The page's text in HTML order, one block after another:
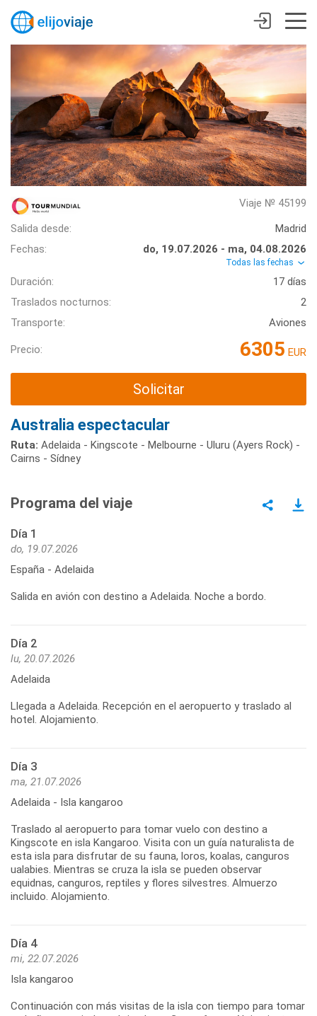
Viaje № 45199
Salida desde:
Madrid
Fechas:
do, 19.07.2026 - ma, 04.08.2026
Todas las fechas
Duración:
17 días
Traslados nocturnos:
2
Transporte:
Aviones
Precio: 6305 EUR
Solicitar
Australia espectacular
Ruta: Adelaida - Kingscote - Melbourne - Uluru (Ayers Rock) -
Cairns - Sídney
Programa del viaje
Día 1
do, 19.07.2026
España - Adelaida
Salida en avión con destino a Adelaida. Noche a bordo.
Día 2
lu, 20.07.2026
Adelaida
Llegada a Adelaida. Recepción en el aeropuerto y traslado al
hotel. Alojamiento.
Día 3
ma, 21.07.2026
Adelaida - Isla kangaroo
Traslado al aeropuerto para tomar vuelo con destino a
Kingscote en isla Kangaroo. Visita con un guía naturalista de
esta isla para disfrutar de su fauna, loros, koalas, canguros
ualabies. Mientras se cruza la isla se pueden observar
equidnas, canguros, reptiles y flores silvestres. Almuerzo
Día 4
mi, 22.07.2026
Isla kangaroo
Continuación con más visitas de la isla con tiempo para tomar